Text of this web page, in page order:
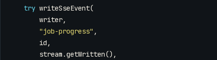
try writeSseEvent(
writer,
"job-progress" ,
id ,
stream .getWritten(),